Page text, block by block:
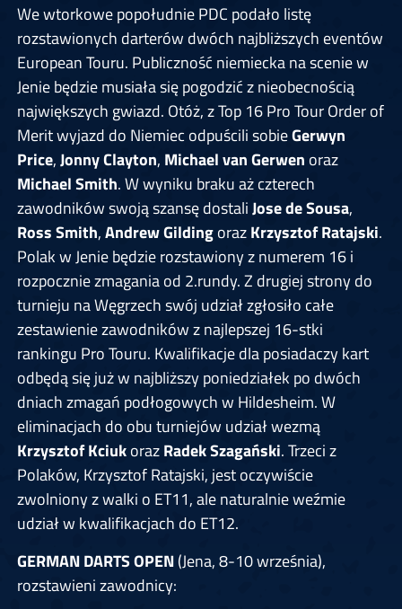
We wtorkowe popołudnie PDC podało listę
rozstawionych darterów dwóch najbliższych eventów
European Touru. Publiczność niemiecka na scenie w
Jenie będzie musiała się pogodzić z nieobecnością
największych gwiazd. Otóż, z Top 16 Pro Tour Order of
Merit wyjazd do Niemiec odpuścili sobieGerwyn
Price,Jonny Clayton, Michael van Gerwen oraz
Michael Smith. W wyniku braku aż czterech
zawodników swoją szansę dostaliJose de Sousa,
Ross Smith,Andrew GildingorazKrzysztof Ratajski.
Polak w Jenie będzie rozstawiony z numerem 16 i
rozpocznie zmagania od 2.rundy. Z drugiej strony do
turnieju na Węgrzech swój udział zgłosiło całe
zestawienie zawodników z najlepszej 16-stki
rankingu Pro Touru. Kwalifikacje dla posiadaczy kart
odbędą się już w najbliższy poniedziałek po dwóch
dniach zmagań podłogowych w Hildesheim. W
eliminacjach do obu turniejów udział wezmą
Krzysztof KciukorazRadek Szagański. Trzeci z
Polaków, Krzysztof Ratajski, jest oczywiście
zwolniony z walki o ET11, ale naturalnie weźmie
udział w kwalifikacjach do ET12.
GERMAN DARTS OPEN(Jena, 8-10 września),
rozstawieni zawodnicy: